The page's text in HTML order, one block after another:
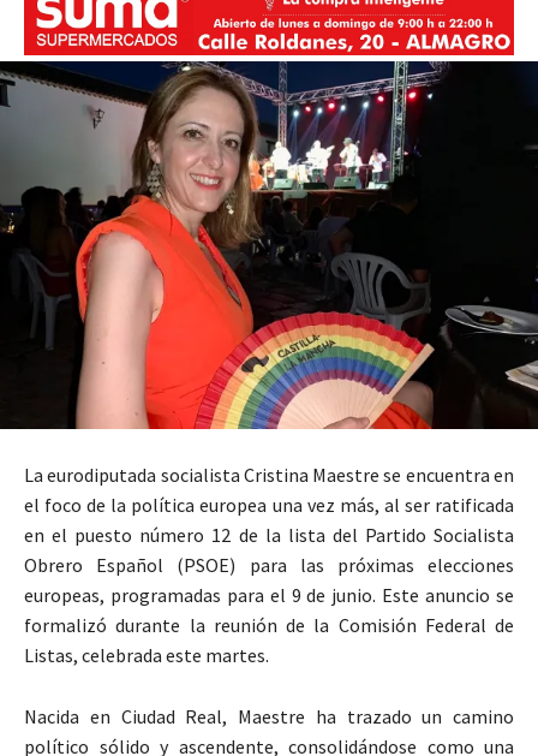
La eurodiputada socialista Cristina Maestre se encuentra en
el foco de la política europea una vez más, al ser ratificada
en el puesto número 12 de la lista del Partido Socialista
Obrero Español (PSOE) para las próximas elecciones
europeas, programadas para el 9 de junio. Este anuncio se
formalizó durante la reunión de la Comisión Federal de
Listas, celebrada este martes.
Nacida en Ciudad Real, Maestre ha trazado un camino
político sólido y ascendente, consolidándose como una